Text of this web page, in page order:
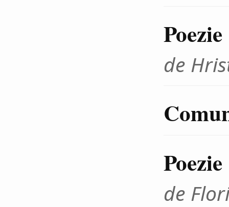
Poezie
de
Poezie
de